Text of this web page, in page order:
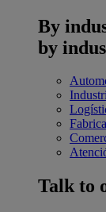
By
by
Talk to